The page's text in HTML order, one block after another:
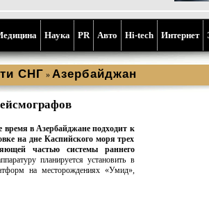
Наука PR Aвто Hi-tech Интернет
СНГ » Азербайджан
в Азербайджане подходит к
на дне Каспийского моря трех
частью системы раннего
планируется установить в
на месторождениях «Умид»,